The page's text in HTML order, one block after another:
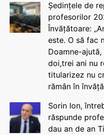
Ședințele de
profesorilor
Învățătoare:
este. O să fac
Doamne-
doi,trei ani nu
titularizez nu
rămân în
Sorin Ion,
răspunde
dau an de an